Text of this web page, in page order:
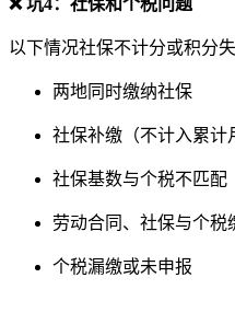
❌ 坑4：社保和个税问题
以下情况社保不计分或积分失
两地同时缴纳社保
社保补缴（不计入累计
社保基数与个税不匹配
劳动合同、社保与个税
个税漏缴或未申报